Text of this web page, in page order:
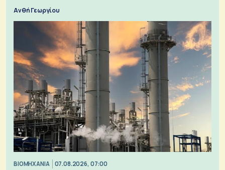
Ανθή Γεωργίου
ΒΙΟΜΗΧΑΝΙΑ 07.08.2026, 07:00